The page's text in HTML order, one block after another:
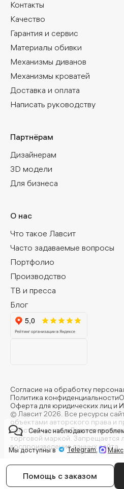
Помощь с заказом
Контакты
Качество
Гарантия и сервис
Материалы обивки
Механизмы диванов
Механизмы кроватей
Доставка и оплата
Написать руководству
Партнёрам
Дизайнерам
3D модели
Для бизнеса
О нас
Что такое Лавсит
Часто задаваемые вопросы
Портфолио
Производство
ТВ и пресса
Блог
Согласие на обработку
Политика конфиденциальности
Оферта для юридических лиц и
© Лавсит 2026. Все ресурсы
объектами авторского права и
собственность. «Лавсит»
торговой маркой. Запрещается
воспроизведение данных сайта.
Сейчас наблюдаются
Мы доступны в Telegram, Макс